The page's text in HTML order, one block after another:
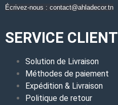
Écrivez-nous : contact@ahladecor.tn
SERVICE CLIENT
Solution de Livraison
Méthodes de paiement
Expédition & Livraison
Politique de retour